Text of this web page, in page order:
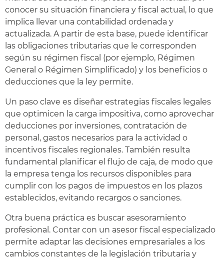
conocer su situación financiera y fiscal actual, lo que
implica llevar una contabilidad ordenada y
actualizada. A partir de esta base, puede identificar
las obligaciones tributarias que le corresponden
según su régimen fiscal (por ejemplo, Régimen
General o Régimen Simplificado) y los beneficios o
deducciones que la ley permite.
Un paso clave es diseñar estrategias fiscales legales
que optimicen la carga impositiva, como aprovechar
deducciones por inversiones, contratación de
personal, gastos necesarios para la actividad o
incentivos fiscales regionales. También resulta
fundamental planificar el flujo de caja, de modo que
la empresa tenga los recursos disponibles para
cumplir con los pagos de impuestos en los plazos
establecidos, evitando recargos o sanciones.
Otra buena práctica es buscar asesoramiento
profesional. Contar con un asesor fiscal especializado
permite adaptar las decisiones empresariales a los
cambios constantes de la legislación tributaria y